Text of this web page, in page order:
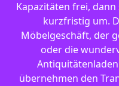
Kapazitäten frei,
kurzfristig um.
Möbelgeschäft, der
oder die
übernehmen den